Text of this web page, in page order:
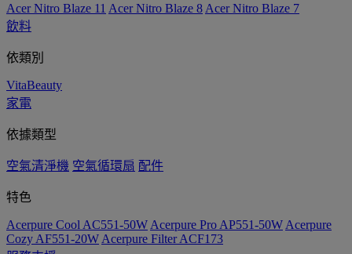
Acer Nitro Blaze 11 Acer Nitro Blaze 8 Acer Nitro Blaze 7
飲料
依類別
VitaBeauty
家電
依據類型
空氣清淨機 空氣循環扇 配件
特色
Acerpure Cool AC551-50W Acerpure Pro AP551-50W Acerpure
Cozy AF551-20W Acerpure Filter ACF173